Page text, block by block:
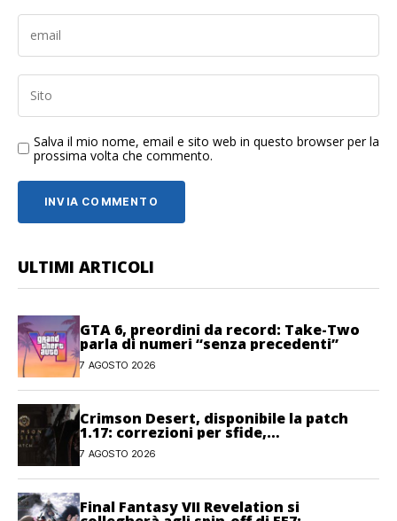
Salva il mio nome, email e sito web in questo browser per la
prossima volta che commento.
ULTIMI ARTICOLI
GTA 6, preordini da record: Take-Two
parla di numeri “senza precedenti”
7 AGOSTO 2026
Crimson Desert, disponibile la patch
1.17: correzioni per sfide,
combattimento e interfaccia
7 AGOSTO 2026
Final Fantasy VII Revelation si